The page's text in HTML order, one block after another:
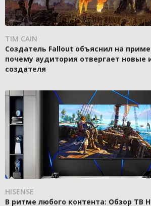
TIM CAIN
Создатель Fallout объяснил на
почему аудитория отвергает новые
создателя
HISENSE
В ритме любого контента: Обзор ТВ